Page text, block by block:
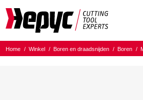
Home / Winkel / Boren en draadsnijden / Boren /